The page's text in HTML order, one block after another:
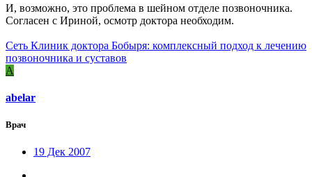
И, возможно, это проблема в шейном отделе позвоночника.
Согласен с Ириной, осмотр доктора необходим.
Сеть Клиник доктора Бобыря: комплексный подход к лечению
позвоночника и суставов
A
abelar
Врач
19 Дек 2007